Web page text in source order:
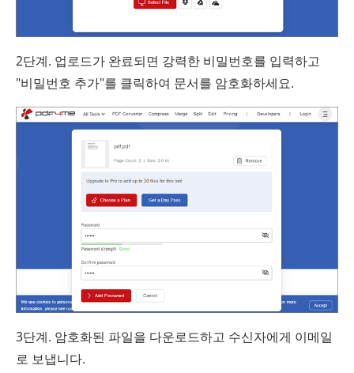
2단계. 업로드가 완료되면 강력한 비밀번호를 입력하고
"비밀번호 추가"를 클릭하여 문서를 암호화하세요.
3단계. 암호화된 파일을 다운로드하고 수신자에게 이메일
로 보냅니다.